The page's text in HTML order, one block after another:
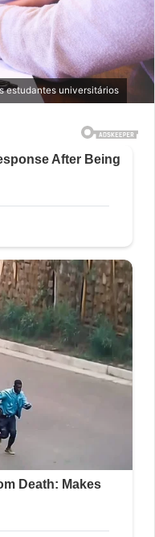
estudantes universitários